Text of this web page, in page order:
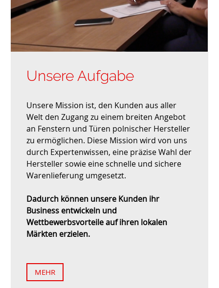
Unsere Aufgabe
Unsere Mission ist, den Kunden aus aller
Welt den Zugang zu einem breiten Angebot
an Fenstern und Türen polnischer Hersteller
zu ermöglichen. Diese Mission wird von uns
durch Expertenwissen, eine präzise Wahl der
Hersteller sowie eine schnelle und sichere
Warenlieferung umgesetzt.
Dadurch können unsere Kunden ihr
Business entwickeln und
Wettbewerbsvorteile auf ihren lokalen
Märkten erzielen.
MEHR